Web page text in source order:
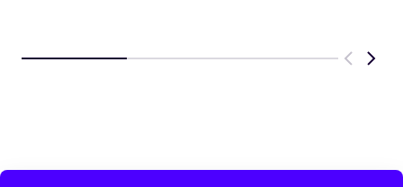
Previous
Next